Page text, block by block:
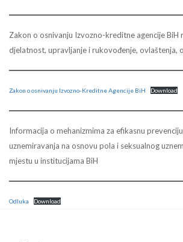
Zakon o osnivanju Izvozno-kreditne agencije BiH
djelatnost, upravljanje i rukovođenje, ovlaštenja,
Zakon o osnivanju Izvozno-Kreditne Agencije BiH Download
Informacija o mehanizmima za efikasnu
uznemiravanja na osnovu pola i seksualnog
mjestu u institucijama BiH
Odluka Download